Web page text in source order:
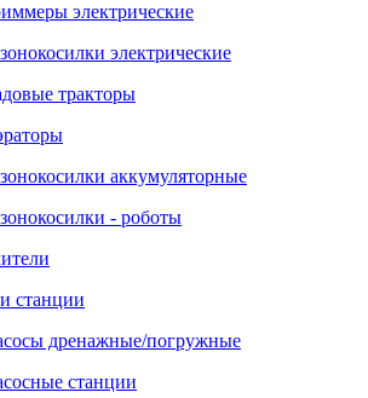
электрические
электрические
тракторы
аккумуляторные
- роботы
станции
дренажные/погружные
станции